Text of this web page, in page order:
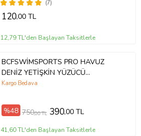
(7)
120,00 TL
12,79 TL'den Başlayan Taksitlerle
BCFSWİMSPORTS PRO HAVUZ
DENİZ YETİŞKİN YÜZÜCÜ
GÖZLÜĞÜ (Siyah)
Kargo Bedava
%48 750,00 TL 390,00 TL
41,60 TL'den Başlayan Taksitlerle